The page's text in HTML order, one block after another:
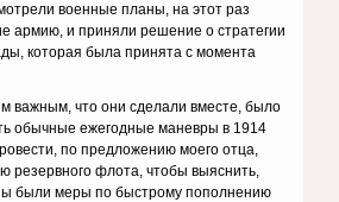
военные планы, на этот раз
армию, и приняли решение о стратегии
которая была принята с момента
важным, что они сделали вместе, было
обычные ежегодные маневры в 1914
по предложению моего отца,
резервного флота, чтобы выяснить,
были меры по быстрому пополнению